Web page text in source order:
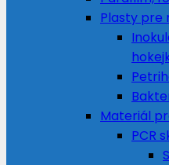
Plasty pre
Materiál
PCR